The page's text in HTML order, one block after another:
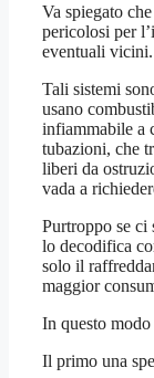
Va spiegato
pericolosi per
eventuali vicini.
Tali sistemi
usano
infiammabile a
tubazioni, che
liberi da
vada a
Purtroppo se ci
lo decodifica
solo il
maggior
In questo
Il primo una